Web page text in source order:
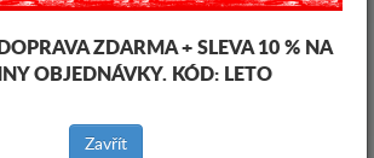
Značky
Zpět na produkty
DOPRAVA ZDARMA + SLEVA 10 % NA
OBJEDNÁVKY. KÓD: LETO
Zavřít